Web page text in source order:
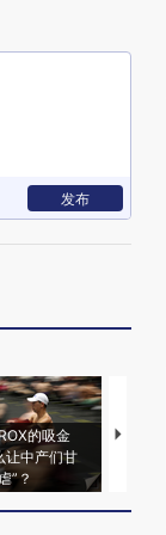
发布
的吸金
让中产们甘
”？
马航飞